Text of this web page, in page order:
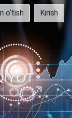
o‘tish Kirish